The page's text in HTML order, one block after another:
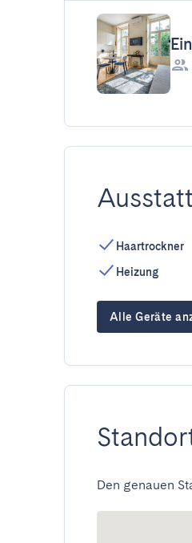
Haartrockner
Heizung
Alle Geräte
Den genauen